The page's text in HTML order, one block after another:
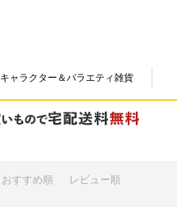
キャラクター＆バラエティ雑貨
おすすめ順
レビュー順